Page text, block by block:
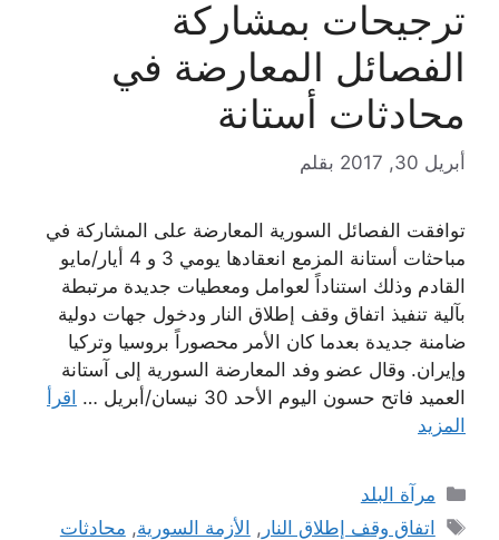
ترجيحات بمشاركة
الفصائل المعارضة في
محادثات أستانة
أبريل 30, 2017 بقلم
توافقت الفصائل السورية المعارضة على المشاركة في
مباحثات أستانة المزمع انعقادها يومي 3 و 4 أيار/مايو
القادم وذلك استناداً لعوامل ومعطيات جديدة مرتبطة
بآلية تنفيذ اتفاق وقف إطلاق النار ودخول جهات دولية
ضامنة جديدة بعدما كان الأمر محصوراً بروسيا وتركيا
وإيران. وقال عضو وفد المعارضة السورية إلى آستانة
العميد فاتح حسون اليوم الأحد 30 نيسان/أبريل …
اقرأ
المزيد
التصنيفات
مرآة البلد
الوسوم
اتفاق وقف إطلاق النار , الأزمة السورية, محادثات